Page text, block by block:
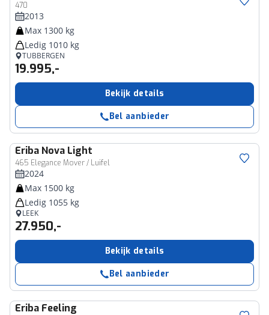
470
2013
Max 1300 kg
Ledig 1010 kg
TUBBERGEN
19.995,-
Bekijk details
Bel aanbieder
Eriba Nova Light
465 Elegance Mover / Luifel
2024
Max 1500 kg
Ledig 1055 kg
LEEK
27.950,-
Bekijk details
Bel aanbieder
Eriba Feeling